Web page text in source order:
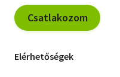
Csatlakozom
Elérhetőségek